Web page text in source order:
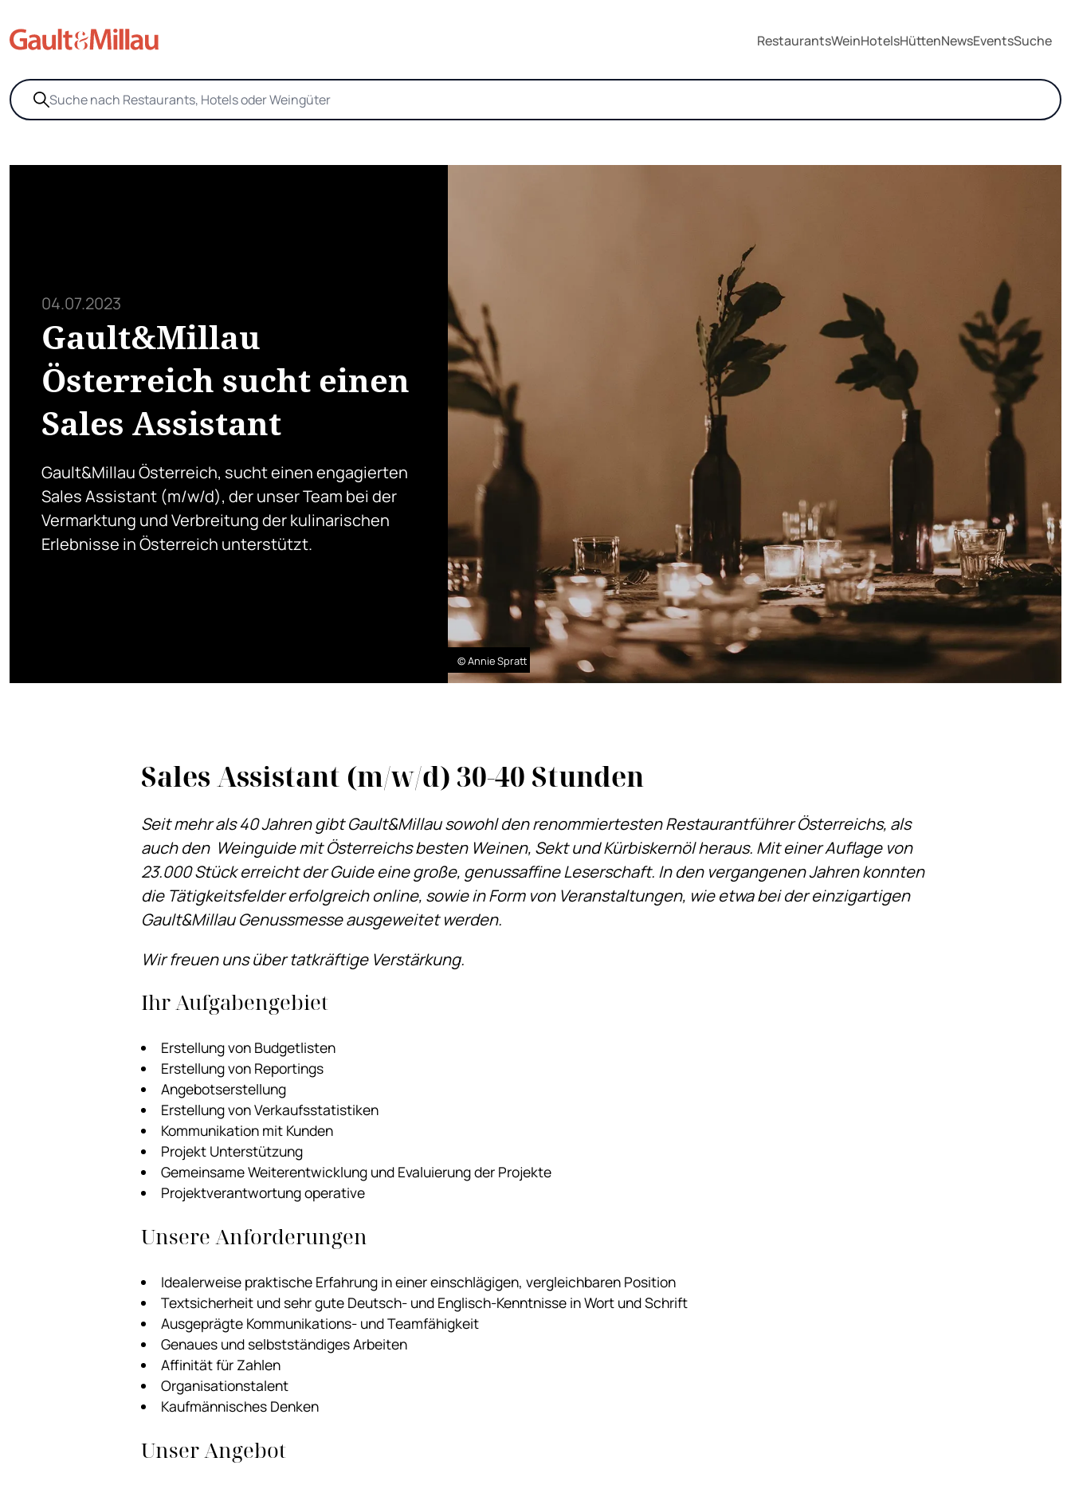
RestaurantsWeinHotelsHüttenNewsEventsSuche
04.07.2023
Gault&Millau
Österreich sucht einen
Sales Assistant
Gault&Millau Österreich, sucht einen engagierten
Sales Assistant (m/w/d), der unser Team bei der
Vermarktung und Verbreitung der kulinarischen
Erlebnisse in Österreich unterstützt.
© Annie Spratt
Sales Assistant (m/w/d) 30-40 Stunden
Seit mehr als 40 Jahren gibt Gault&Millau sowohl den renommiertesten Restaurantführer Österreichs, als
auch den Weinguide mit Österreichs besten Weinen, Sekt und Kürbiskernöl heraus. Mit einer Auflage von
23.000 Stück erreicht der Guide eine große, genussaffine Leserschaft. In den vergangenen Jahren konnten
die Tätigkeitsfelder erfolgreich online, sowie in Form von Veranstaltungen, wie etwa bei der einzigartigen
Gault&Millau Genussmesse ausgeweitet werden.
Wir freuen uns über tatkräftige Verstärkung.
Ihr Aufgabengebiet
Erstellung von Budgetlisten
Erstellung von Reportings
Angebotserstellung
Erstellung von Verkaufsstatistiken
Kommunikation mit Kunden
Projekt Unterstützung
Gemeinsame Weiterentwicklung und Evaluierung der Projekte
Projektverantwortung operative
Unsere Anforderungen
Idealerweise praktische Erfahrung in einer einschlägigen, vergleichbaren Position
Textsicherheit und sehr gute Deutsch- und Englisch-Kenntnisse in Wort und Schrift
Ausgeprägte Kommunikations- und Teamfähigkeit
Genaues und selbstständiges Arbeiten
Affinität für Zahlen
Organisationstalent
Kaufmännisches Denken
Unser Angebot